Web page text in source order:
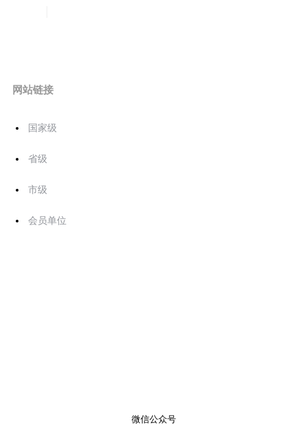
网站链接
国家级
省级
市级
会员单位
微信公众号